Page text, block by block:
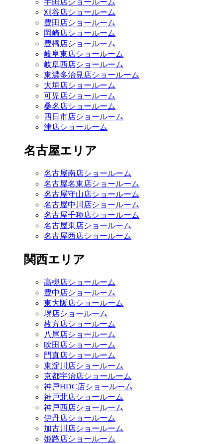
半田店ショールーム
刈谷店ショールーム
豊田店ショールーム
岡崎店ショールーム
豊橋店ショールーム
岐阜東店ショールーム
岐阜西店ショールーム
東濃多治見店ショールーム
大垣店ショールーム
可児店ショールーム
桑名店ショールーム
四日市店ショールーム
津店ショールーム
名古屋エリア
名古屋南店ショールーム
名古屋名東店ショールーム
名古屋守山店ショールーム
名古屋中川店ショールーム
名古屋千種店ショールーム
名古屋東店ショールーム
名古屋西店ショールーム
関西エリア
高槻店ショールーム
豊中店ショールーム
東大阪店ショールーム
堺店ショールーム
枚方店ショールーム
八尾店ショールーム
吹田店ショールーム
門真店ショールーム
東淀川店ショールーム
京都宇治店ショールーム
神戸HDC店ショールーム
神戸北店ショールーム
神戸西店ショールーム
伊丹店ショールーム
加古川店ショールーム
姫路店ショールーム